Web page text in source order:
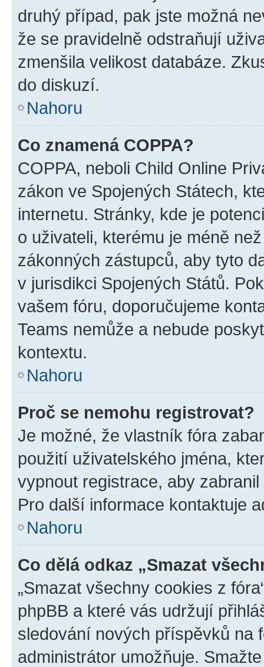
druhý případ, pak jste možná
že se pravidelně odstraňují
zmenšila velikost databáze.
do diskuzí.
Nahoru
Co znamená COPPA?
COPPA, neboli Child Online
zákon ve Spojených Státech,
internetu. Stránky, kde je
o uživateli, kterému je méně
zákonných zástupců, aby tyto
v jurisdikci Spojených Států.
vašem fóru, doporučujeme
Teams nemůže a nebude
kontextu.
Nahoru
Proč se nemohu registrovat?
Je možné, že vlastník fóra
použití uživatelského jména,
vypnout registrace, aby
Pro další informace kontaktuje
Nahoru
Co dělá odkaz „Smazat
„Smazat všechny cookies z
phpBB a které vás udržují
sledování nových příspěvků na
administrátor umožňuje.